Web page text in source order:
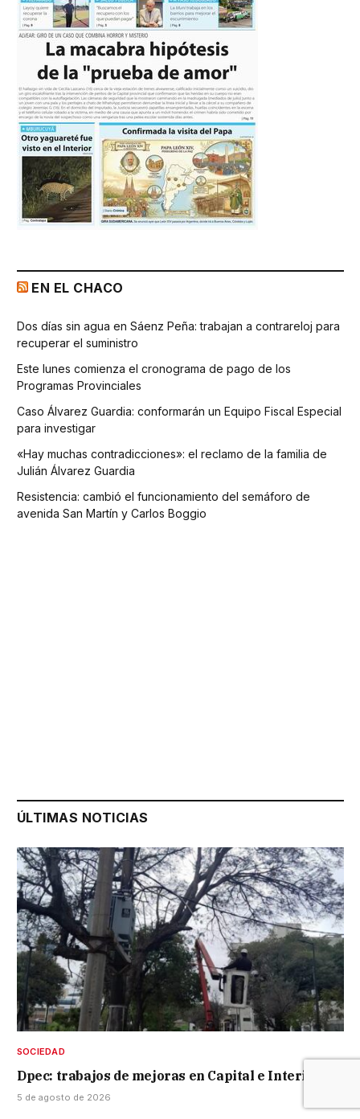
EN EL CHACO
Dos días sin agua en Sáenz Peña: trabajan a contrareloj para
recuperar el suministro
Este lunes comienza el cronograma de pago de los
Programas Provinciales
Caso Álvarez Guardia: conformarán un Equipo Fiscal Especial
para investigar
«Hay muchas contradicciones»: el reclamo de la familia de
Julián Álvarez Guardia
Resistencia: cambió el funcionamiento del semáforo de
avenida San Martín y Carlos Boggio
ÚLTIMAS NOTICIAS
SOCIEDAD
Dpec: trabajos de mejoras en Capital e Interior
5 de agosto de 2026